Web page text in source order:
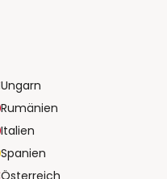
Ungarn
Rumänien
Italien
Spanien